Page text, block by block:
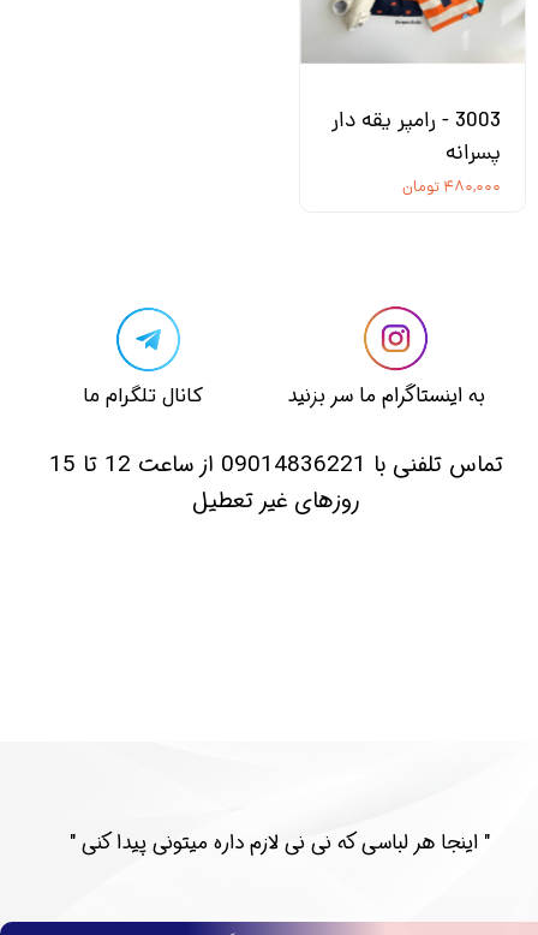
3003 - رامپر یقه دار
پسرانه
۴۸۰,۰۰۰ تومان
​​به اینستاگرام ما سر بزنید​​​​​​​
​تماس تلفنی با 09014836221 از ساعت 12 تا 15
روزهای غیر تعطیل
​کانال تلگرام ما
​​" اینجا هر لباسی که نی نی لازم داره میتونی پیدا کنی "​​​​​​​​​​​​​​